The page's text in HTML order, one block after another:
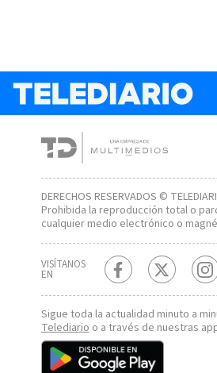
DERECHOS RESERVADOS ©
Prohibida la reproducción total o
cualquier medio electrónico o
VISÍTANOS
EN
Sigue toda la actualidad minuto a
Telediarioo a través de nuestras